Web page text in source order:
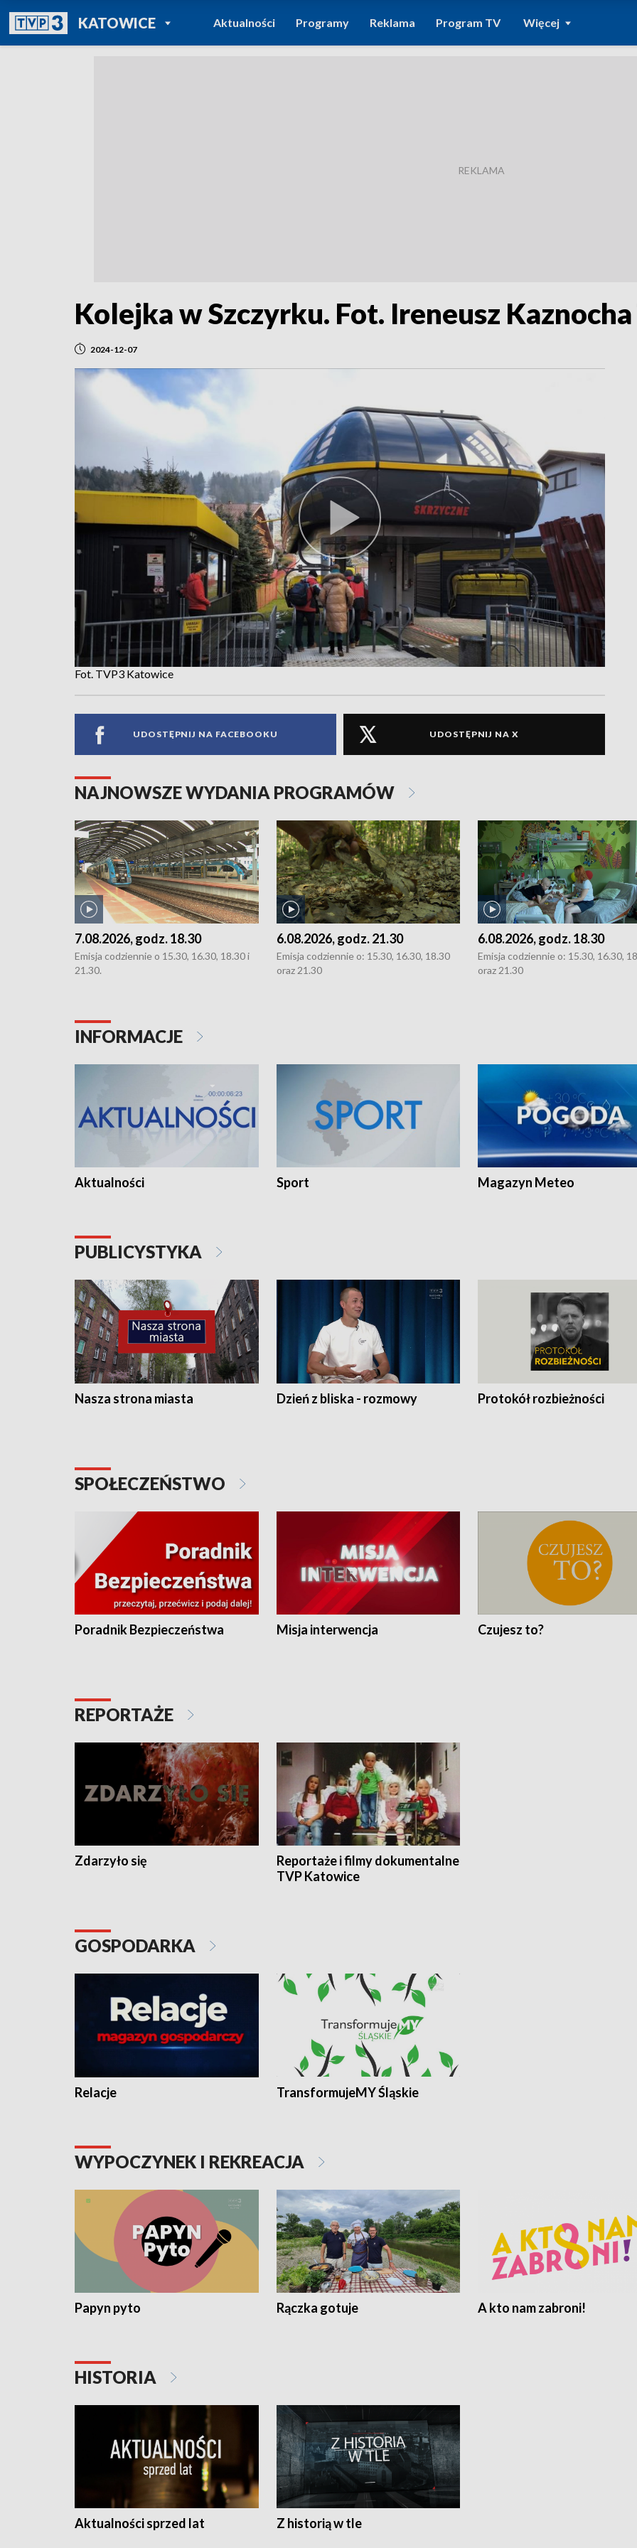
KATOWICEPOWRÓT DO
TVP REGIONY
Aktualności Programy Reklama Program TV Więcej
Kolejka w Szczyrku. Fot. Ireneusz
2024-12-07
Fot. TVP3 Katowice
UDOSTĘPNIJ NA FACEBOOKU UDOSTĘPNIJ NA X
NAJNOWSZE WYDANIA PROGRAMÓW
7.08.2026, godz. 18.30
Emisja codziennie o 15.30, 16.30, 18.30 i
21.30.
6.08.2026, godz. 21.30
Emisja codziennie o: 15.30, 16.30, 18.30
oraz 21.30
6.08.2026, godz. 18.30
Emisja codziennie o: 15.30, 16.30,
oraz 21.30
INFORMACJE
Aktualności Sport Magazyn Meteo
PUBLICYSTYKA
Nasza strona miasta Dzień z bliska - rozmowy Protokół rozbieżności
SPOŁECZEŃSTWO
Poradnik Bezpieczeństwa Misja interwencja Czujesz to?
REPORTAŻE
Zdarzyło się
Reportaże i filmy dokumentalne
TVP Katowice
GOSPODARKA
Relacje TransformujeMY Śląskie
WYPOCZYNEK I REKREACJA
Papyn pyto Rączka gotuje A kto nam zabroni!
HISTORIA
Aktualności sprzed lat Z historią w tle